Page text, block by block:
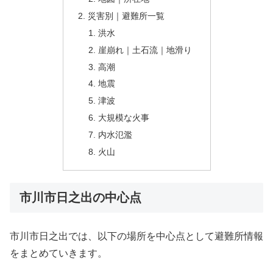
災害別｜避難所一覧
洪水
崖崩れ｜土石流｜地滑り
高潮
地震
津波
大規模な火事
内水氾濫
火山
市川市日之出の中心点
市川市日之出では、以下の場所を中心点として避難所情報
をまとめていきます。